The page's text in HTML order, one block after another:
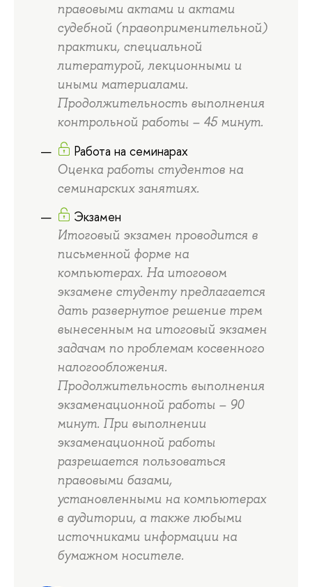
правовыми актами и актами
судебной (правоприменительной)
практики, специальной
литературой, лекционными и
иными материалами.
Продолжительность выполнения
контрольной работы – 45 минут.
Работа на семинарах
Оценка работы студентов на
семинарских занятиях.
Экзамен
Итоговый экзамен проводится в
письменной форме на
компьютерах. На итоговом
экзамене студенту предлагается
дать развернутое решение трем
вынесенным на итоговый экзамен
задачам по проблемам косвенного
налогообложения.
Продолжительность выполнения
экзаменационной работы – 90
минут. При выполнении
экзаменационной работы
разрешается пользоваться
правовыми базами,
установленными на компьютерах
в аудитории, а также любыми
источниками информации на
бумажном носителе.